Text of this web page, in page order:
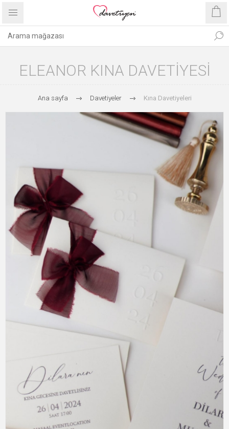
ELEANOR KINA DAVETIYESI
Ana sayfa Davetiyeler Kına Davetiyeleri